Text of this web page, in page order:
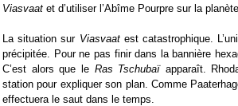
Viasvaat et d’utiliser l’Abîme Pourpre sur la
La situation sur Viasvaatest catastrophique.
précipitée. Pour ne pas finir dans la bannière
C’est alors que le Ras Tschubaïapparaît.
station pour expliquer son plan. Comme
effectuera le saut dans le temps.